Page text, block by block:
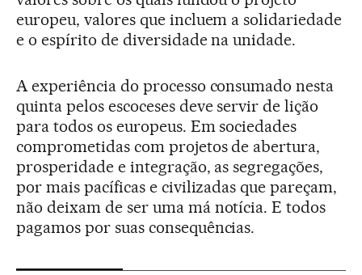
europeu, valores que incluem a solidariedade
e o espírito de diversidade na unidade.
A experiência do processo consumado nesta
quinta pelos escoceses deve servir de lição
para todos os europeus. Em sociedades
comprometidas com projetos de abertura,
prosperidade e integração, as segregações,
por mais pacíficas e civilizadas que pareçam,
não deixam de ser uma má notícia. E todos
pagamos por suas consequências.